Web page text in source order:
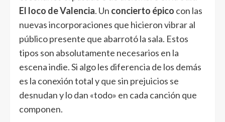
El loco de Valencia. Un concierto épico con las
nuevas incorporaciones que hicieron vibrar al
público presente que abarrotó la sala. Estos
tipos son absolutamente necesarios en la
escena indie. Si algo les diferencia de los demás
es la conexión total y que sin prejuicios se
desnudan y lo dan «todo» en cada canción que
componen.